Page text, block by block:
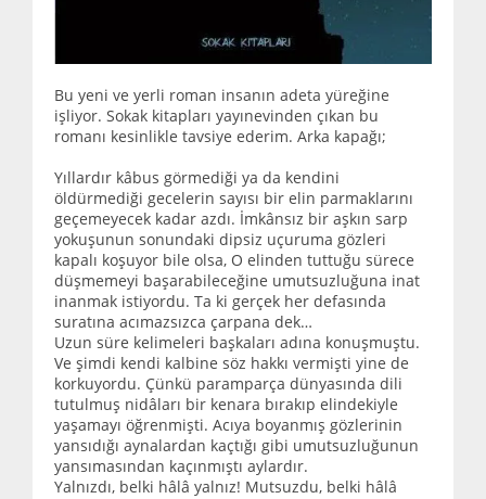
Bu yeni ve yerli roman insanın adeta yüreğine
işliyor. Sokak kitapları yayınevinden çıkan bu
romanı kesinlikle tavsiye ederim. Arka kapağı;
Yıllardır kâbus görmediği ya da kendini
öldürmediği gecelerin sayısı bir elin parmaklarını
geçemeyecek kadar azdı. İmkânsız bir aşkın sarp
yokuşunun sonundaki dipsiz uçuruma gözleri
kapalı koşuyor bile olsa, O elinden tuttuğu sürece
düşmemeyi başarabileceğine umutsuzluğuna inat
inanmak istiyordu. Ta ki gerçek her defasında
suratına acımazsızca çarpana dek…
Uzun süre kelimeleri başkaları adına konuşmuştu.
Ve şimdi kendi kalbine söz hakkı vermişti yine de
korkuyordu. Çünkü paramparça dünyasında dili
tutulmuş nidâları bir kenara bırakıp elindekiyle
yaşamayı öğrenmişti. Acıya boyanmış gözlerinin
yansıdığı aynalardan kaçtığı gibi umutsuzluğunun
yansımasından kaçınmıştı aylardır.
Yalnızdı, belki hâlâ yalnız! Mutsuzdu, belki hâlâ